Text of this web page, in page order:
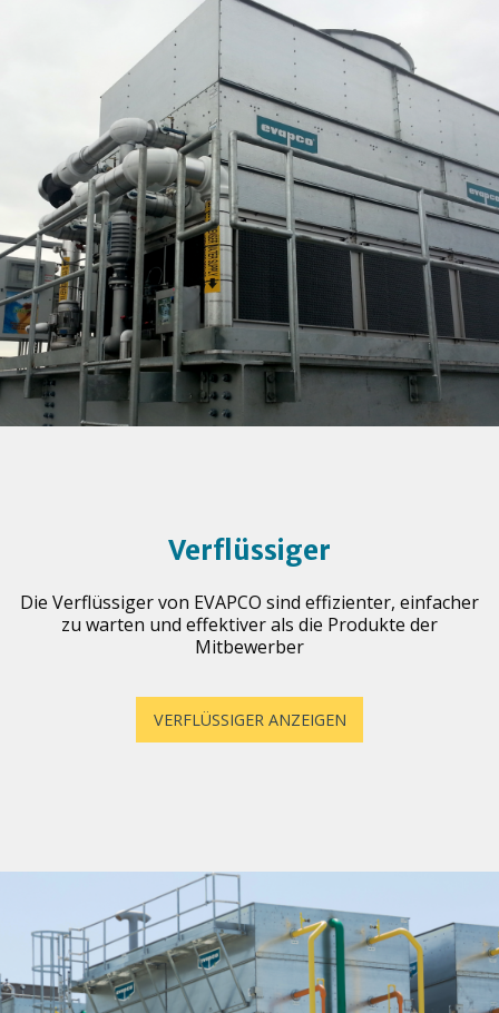
Verflüssiger
Die Verflüssiger von EVAPCO sind effizienter, einfacher
zu warten und effektiver als die Produkte der
Mitbewerber
VERFLÜSSIGER ANZEIGEN